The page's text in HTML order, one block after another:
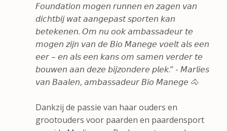
𝘍𝘰𝘶𝘯𝘥𝘢𝘵𝘪𝘰𝘯 𝘮𝘰𝘨𝘦𝘯 𝘳𝘶𝘯𝘯𝘦𝘯 𝘦𝘯 𝘻𝘢𝘨𝘦𝘯 𝘷𝘢𝘯
𝘥𝘪𝘤𝘩𝘵𝘣𝘪𝘫 𝘸𝘢𝘵 𝘢𝘢𝘯𝘨𝘦𝘱𝘢𝘴𝘵 𝘴𝘱𝘰𝘳𝘵𝘦𝘯 𝘬𝘢𝘯
𝘣𝘦𝘵𝘦𝘬𝘦𝘯𝘦𝘯. 𝘖𝘮 𝘯𝘶 𝘰𝘰𝘬 𝘢𝘮𝘣𝘢𝘴𝘴𝘢𝘥𝘦𝘶𝘳 𝘵𝘦
𝘮𝘰𝘨𝘦𝘯 𝘻𝘪𝘫𝘯 𝘷𝘢𝘯 𝘥𝘦 𝘉𝘪𝘰 𝘔𝘢𝘯𝘦𝘨𝘦 𝘷𝘰𝘦𝘭𝘵 𝘢𝘭𝘴 𝘦𝘦𝘯
𝘦𝘦𝘳 – 𝘦𝘯 𝘢𝘭𝘴 𝘦𝘦𝘯 𝘬𝘢𝘯𝘴 𝘰𝘮 𝘴𝘢𝘮𝘦𝘯 𝘷𝘦𝘳𝘥𝘦𝘳 𝘵𝘦
𝘣𝘰𝘶𝘸𝘦𝘯 𝘢𝘢𝘯 𝘥𝘦𝘻𝘦 𝘣𝘪𝘫𝘻𝘰𝘯𝘥𝘦𝘳𝘦 𝘱𝘭𝘦𝘬.” - 𝘔𝘢𝘳𝘭𝘪𝘦𝘴
𝘷𝘢𝘯 𝘉𝘢𝘢𝘭𝘦𝘯, 𝘢𝘮𝘣𝘢𝘴𝘴𝘢𝘥𝘦𝘶𝘳 𝘉𝘪𝘰 𝘔𝘢𝘯𝘦𝘨𝘦 🐴
Dankzij de passie van haar ouders en
grootouders voor paarden en paardensport